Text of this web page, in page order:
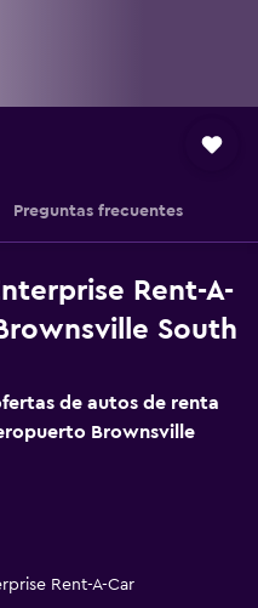
Preguntas frecuentes
Rent-A-
South
de autos de renta
Brownsville
Rent-A-Car